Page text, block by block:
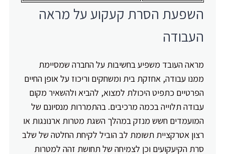
השפעת הסרת קעקוע על מראה
העבודה
מראה העובד משפיע בחשיבות על החברה שמסיימת
ממנו עבודה, אחזקת בית ומשחקים וריכוז על אופן החיים
הפרטיים כתפיט היכולת למצוא, להביא ולהשאיר מקום
עבודה תלוייה בכמה מרכיבים. בהתמררות מנסיונם של
המועמדים חשש מנזק במהלך השגת מטרות ארנונגות או
רצון אטרקציית תשומת לב הוביל לקיחת החלטה של שלב
סרת הקיעקועים וכן לצמיחה של תחושת זהה למטרות